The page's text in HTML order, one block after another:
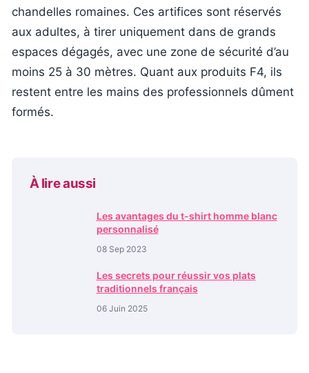
chandelles romaines. Ces artifices sont réservés
aux adultes, à tirer uniquement dans de grands
espaces dégagés, avec une zone de sécurité d’au
moins 25 à 30 mètres. Quant aux produits F4, ils
restent entre les mains des professionnels dûment
formés.
À lire aussi
Les avantages du t-shirt homme blanc
personnalisé
08 Sep 2023
Les secrets pour réussir vos plats
traditionnels français
06 Juin 2025